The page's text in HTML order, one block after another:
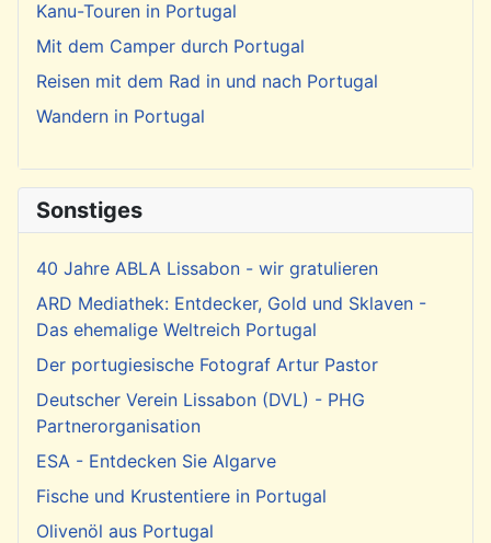
Kanu-Touren in Portugal
Mit dem Camper durch Portugal
Reisen mit dem Rad in und nach Portugal
Wandern in Portugal
Sonstiges
40 Jahre ABLA Lissabon - wir gratulieren
ARD Mediathek: Entdecker, Gold und Sklaven -
Das ehemalige Weltreich Portugal
Der portugiesische Fotograf Artur Pastor
Deutscher Verein Lissabon (DVL) - PHG
Partnerorganisation
ESA - Entdecken Sie Algarve
Fische und Krustentiere in Portugal
Olivenöl aus Portugal